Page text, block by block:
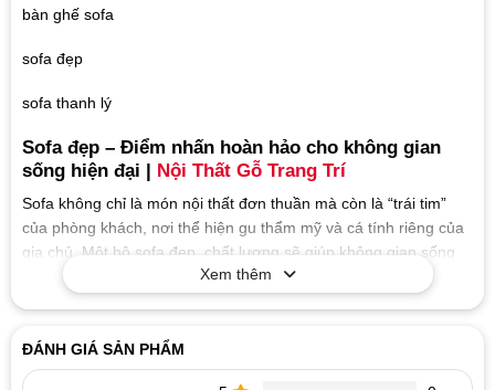
bàn ghế sofa
sofa đẹp
sofa thanh lý
Sofa đẹp – Điểm nhấn hoàn hảo cho không gian
sống hiện đại | Nội Thất Gỗ Trang Trí
Sofa không chỉ là món nội thất đơn thuần mà còn là “trái tim”
của phòng khách, nơi thể hiện gu thẩm mỹ và cá tính riêng của
gia chủ. Một bộ sofa đẹp, chất lượng sẽ giúp không gian sống
thêm đẳng cấp, tiện nghi và ấm cúng. Tại
, chúng tôi cung cấp đa dạng các mẫusofa phòng khách
1. Đa dạng mẫu mã và phong cách thiết kế
Xem thêm
ĐÁNH GIÁ SẢN PHẨM